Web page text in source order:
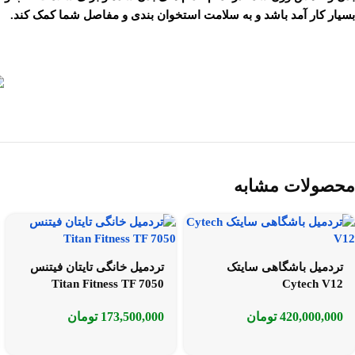
بسیار کار آمد باشد و به سلامت استخوان بندی و مفاصل شما کمک کند.
محصولات مشابه
تردمیل باشگاهی سایتک
Cytech V12
420,000,000 تومان
تردمیل خانگی تایتان فیتنس
Titan Fitness TF 7050
173,500,000 تومان